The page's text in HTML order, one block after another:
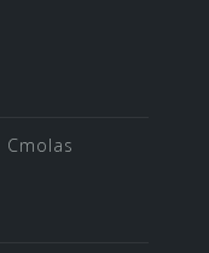
Cmolas